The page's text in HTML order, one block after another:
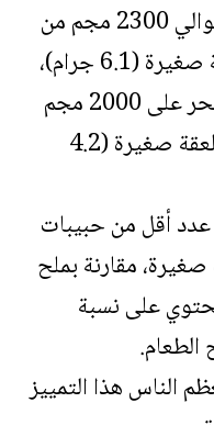
يوفر الملح العادي حوالي 2300 مجم من
(6.1 جرام)،
بينما يحتوي ملح البحر على 2000 مجم
من الصوديوم لكل ملعقة صغيرة (4.2
عدد أقل من حبيبات
مقارنة بملح
على نسبة
الناس هذا التمييز